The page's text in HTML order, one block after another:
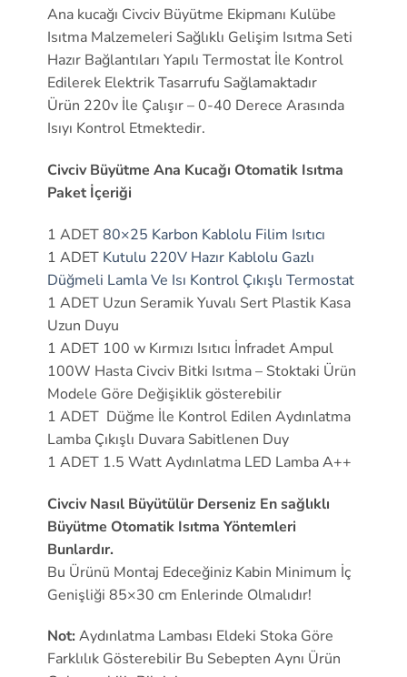
Ana kucağı Civciv Büyütme Ekipmanı Kulübe
Isıtma Malzemeleri Sağlıklı Gelişim Isıtma Seti
Hazır Bağlantıları Yapılı Termostat İle Kontrol
Edilerek Elektrik Tasarrufu Sağlamaktadır
Ürün 220v İle Çalışır – 0-40 Derece Arasında
Isıyı Kontrol Etmektedir.
Civciv Büyütme Ana Kucağı Otomatik Isıtma
Paket İçeriği
1 ADET80×25 Karbon Kablolu Filim Isıtıcı
1 ADET Kutulu 220V Hazır Kablolu Gazlı
Düğmeli Lamla Ve Isı Kontrol Çıkışlı Termostat
1 ADET Uzun Seramik Yuvalı Sert Plastik Kasa
Uzun Duyu
1 ADET 100 w Kırmızı Isıtıcı İnfradet Ampul
100W Hasta Civciv Bitki Isıtma – Stoktaki Ürün
Modele Göre Değişiklik gösterebilir
1 ADET Düğme İle Kontrol Edilen Aydınlatma
Lamba Çıkışlı Duvara Sabitlenen Duy
1 ADET 1.5 Watt Aydınlatma LED Lamba A++
Civciv Nasıl Büyütülür Derseniz En sağlıklı
Büyütme Otomatik Isıtma Yöntemleri
Bunlardır.
Bu Ürünü Montaj Edeceğiniz Kabin Minimum İç
Genişliği 85×30 cm Enlerinde Olmalıdır!
Not: Aydınlatma Lambası Eldeki Stoka Göre
Farklılık Gösterebilir Bu Sebepten Aynı Ürün